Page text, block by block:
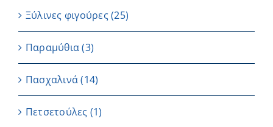
Ξύλινες φιγούρες(25)
Παραμύθια (3)
Πασχαλινά (14)
Πετσετούλες (1)